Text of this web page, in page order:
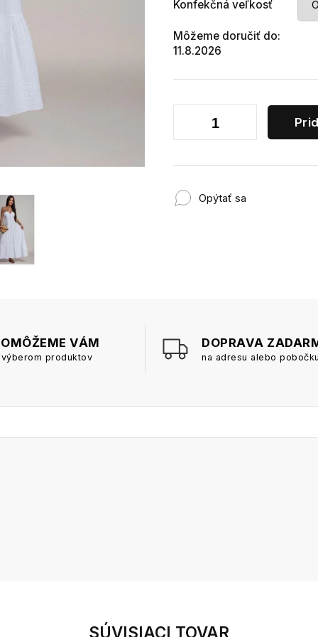
Konfekčná veľkosť
Môžeme doručiť do:
11.8.2026
Opýtať sa
VÁM
produktov
DOPRAVA
na adresu alebo
SÚVISIACI TOVAR